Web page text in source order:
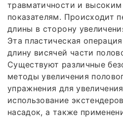
травматичности и
показателям. Происходит
длины в сторону
Эта пластическая
длину висячей части
Существуют различные
методы увеличения
упражнения для
использование
насадок, а также